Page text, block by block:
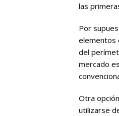
las
Por
elementos
del
mercado
Otra
utilizarse